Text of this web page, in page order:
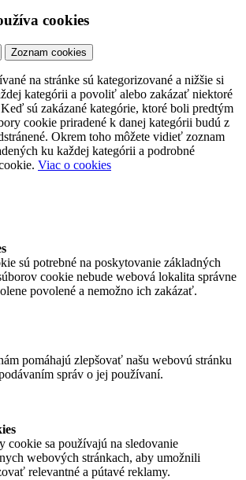
cookies
Zoznam cookies
na stránke sú kategorizované a nižšie si
kategórii a povoliť alebo zakázať niektoré
sú zakázané kategórie, ktoré boli predtým
cookie priradené k danej kategórii budú z
Okrem toho môžete vidieť zoznam
ku každej kategórii a podrobné
Viac o cookies
sú potrebné na poskytovanie základných
cookie nebude webová lokalita správne
povolené a nemožno ich zakázať.
pomáhajú zlepšovať našu webovú stránku
správ o jej používaní.
cookie sa používajú na sledovanie
webových stránkach, aby umožnili
relevantné a pútavé reklamy.